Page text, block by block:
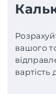
вашого
вартість